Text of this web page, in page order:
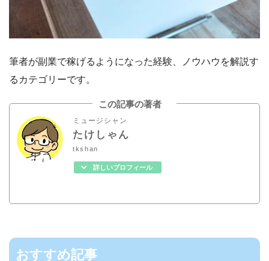
筆者が副業で稼げるようになった経験、ノウハウを解説す
るカテゴリーです。
この記事の著者
ミュージシャン
たけしゃん
tkshan
詳しいプロフィール
おすすめ記事